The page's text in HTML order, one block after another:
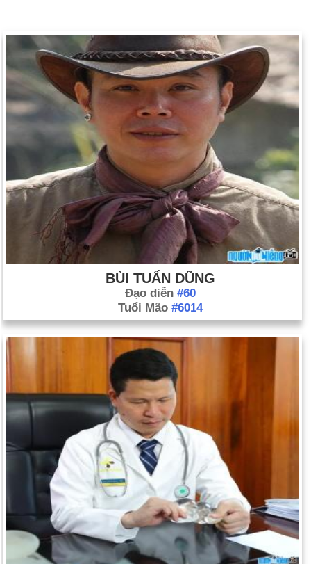
BÙI TUẤN DŨNG
Đạo diễn #60
Tuổi Mão #6014